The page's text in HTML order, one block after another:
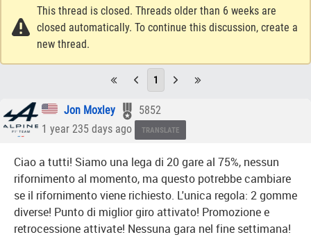
This thread is closed. Threads older than 6 weeks are
closed automatically. To continue this discussion, create a
new thread.
1
Jon Moxley
5852
1 year 235 days ago
TRANSLATE
Ciao a tutti! Siamo una lega di 20 gare al 75%, nessun
rifornimento al momento, ma questo potrebbe cambiare
se il rifornimento viene richiesto. L'unica regola: 2 gomme
diverse! Punto di miglior giro attivato! Promozione e
retrocessione attivate! Nessuna gara nel fine settimana!